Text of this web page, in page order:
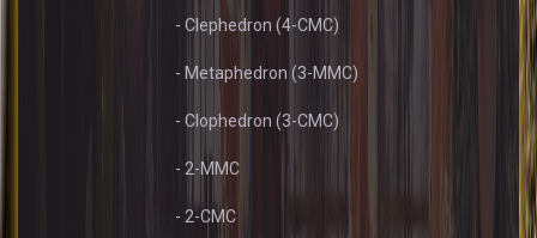
- Clephedron (4-CMC)
- Metaphedron (3-MMC)
- Clophedron (3-CMC)
- 2-MMC
- 2-CMC